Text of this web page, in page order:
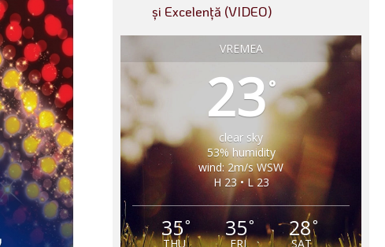
și Excelență (VIDEO)
VREMEA
23°
clear sky
53% humidity
wind: 2m/s WSW
H 23 • L 23
35°
THU
35°
FRI
28°
SAT